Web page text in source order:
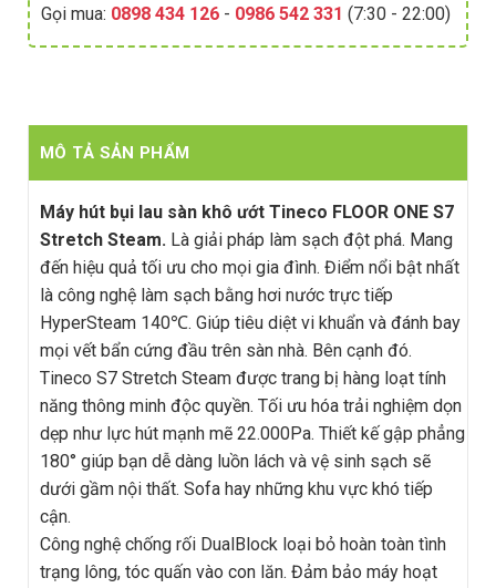
Gọi mua: 0898 434 126 - 0986 542 331 (7:30 - 22:00)
MÔ TẢ SẢN PHẨM
Máy hút bụi lau sàn khô ướt Tineco FLOOR ONE S7
Stretch Steam. Là giải pháp làm sạch đột phá. Mang
đến hiệu quả tối ưu cho mọi gia đình. Điểm nổi bật nhất
là công nghệ làm sạch bằng hơi nước trực tiếp
HyperSteam 140℃. Giúp tiêu diệt vi khuẩn và đánh bay
mọi vết bẩn cứng đầu trên sàn nhà. Bên cạnh đó.
Tineco S7 Stretch Steam được trang bị hàng loạt tính
năng thông minh độc quyền. Tối ưu hóa trải nghiệm dọn
dẹp như lực hút mạnh mẽ 22.000Pa. Thiết kế gập phẳng
180° giúp bạn dễ dàng luồn lách và vệ sinh sạch sẽ
dưới gầm nội thất. Sofa hay những khu vực khó tiếp
cận.
Công nghệ chống rối DualBlock loại bỏ hoàn toàn tình
trạng lông, tóc quấn vào con lăn. Đảm bảo máy hoạt